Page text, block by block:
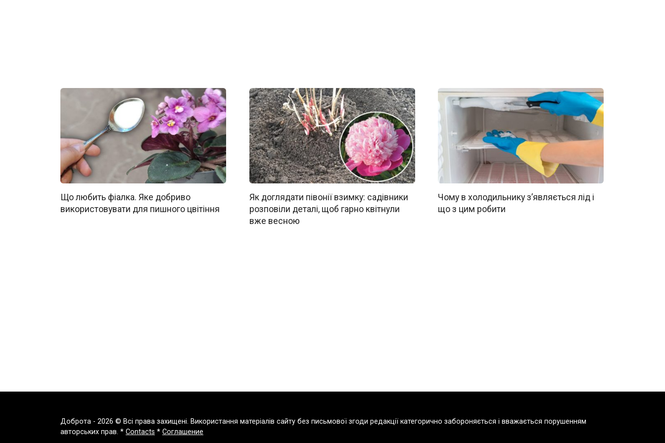
Що любить фіалка. Яке добриво
використовувати для пишного цвітіння
Як доглядати півонії взимку: садівники
розповіли деталі, щоб гарно квітнули
вже весною
Чому в холодильнику з’являється лід і
що з цим робити
Доброта - 2026 © Всі права захищені. Використання матеріалів сайту без письмової згоди редакції категорично забороняється і вважається порушенням
авторських прав. * Contacts * Соглашение